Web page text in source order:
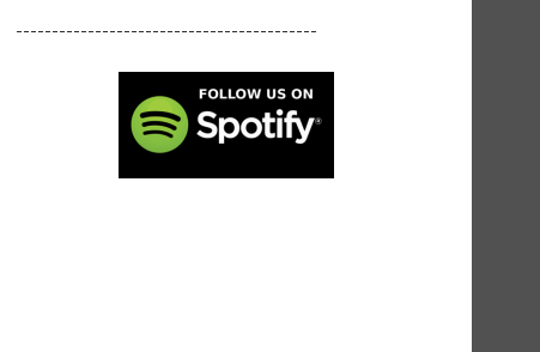
------------------------------------------